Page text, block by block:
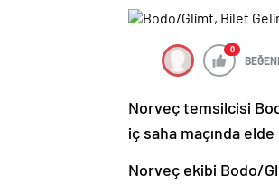
0
Norveç temsilcisi
iç saha maçında
Norveç ekibi Bodo/